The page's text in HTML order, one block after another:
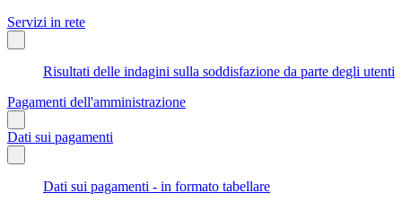
Servizi in rete
Risultati delle indagini sulla soddisfazione da parte degli utenti
Pagamenti dell'amministrazione
Dati sui pagamenti
Dati sui pagamenti - in formato tabellare